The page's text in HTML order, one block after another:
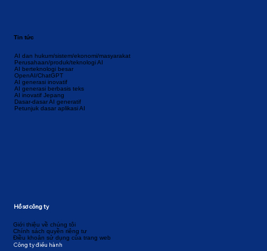
AI dan hukum/sistem/ekonomi/masyarakat
Perusahaan/produk/teknologi AI
AI berteknologi besar
OpenAI/ChatGPT
AI generasi inovatif
AI generasi berbasis teks
AI inovatif Jepang
Dasar-dasar AI generatif
Petunjuk dasar aplikasi AI
Tin tức
Giới thiệu về chúng tôi
Chính sách quyền riêng tư
Điều khoản sử dụng của trang web
Công ty điều hành
Hồ sơ công ty